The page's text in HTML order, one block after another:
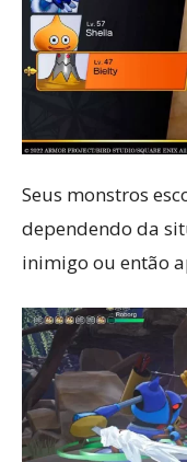
Seus monstros
dependendo da
inimigo ou então